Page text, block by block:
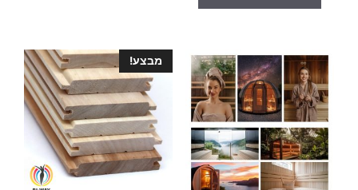
5
מבצע!